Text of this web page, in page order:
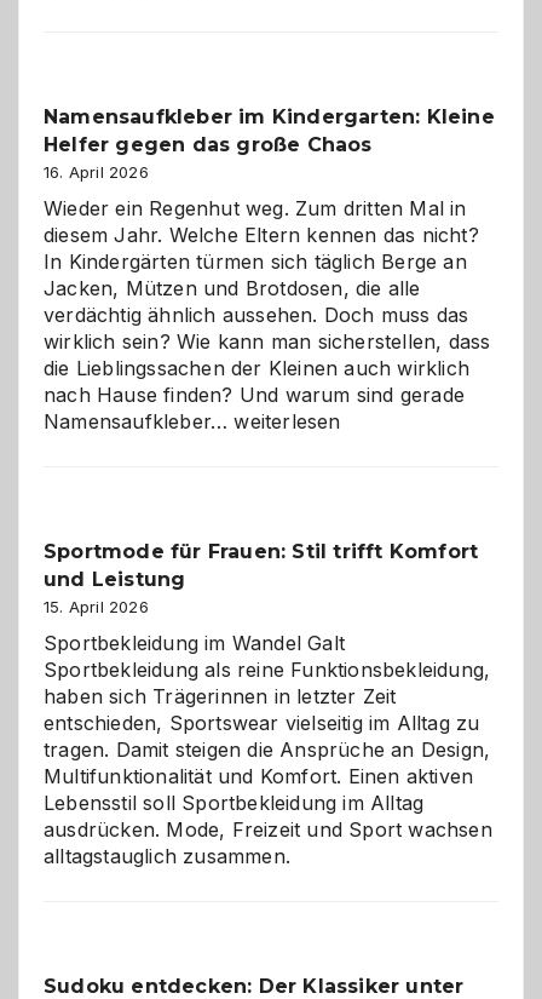
ist
eine
Wahl?
Namensaufkleber im Kindergarten: Kleine
Helfer gegen das große Chaos
16. April 2026
Wieder ein Regenhut weg. Zum dritten Mal in
diesem Jahr. Welche Eltern kennen das nicht?
In Kindergärten türmen sich täglich Berge an
Jacken, Mützen und Brotdosen, die alle
verdächtig ähnlich aussehen. Doch muss das
wirklich sein? Wie kann man sicherstellen, dass
die Lieblingssachen der Kleinen auch wirklich
nach Hause finden? Und warum sind gerade
Namensaufkleber…Namensaufkleber
gegen
Chaos
weiterlesen
Sportmode für Frauen: Stil trifft Komfort
und Leistung
15. April 2026
Sportbekleidung im Wandel Galt
Sportbekleidung als reine Funktionsbekleidung,
haben sich Trägerinnen in letzter Zeit
entschieden, Sportswear vielseitig im Alltag zu
tragen. Damit steigen die Ansprüche an Design,
Multifunktionalität und Komfort. Einen aktiven
Lebensstil soll Sportbekleidung im Alltag
ausdrücken. Mode, Freizeit und Sport wachsen
alltagstauglich zusammen.
Sudoku entdecken: Der Klassiker unter